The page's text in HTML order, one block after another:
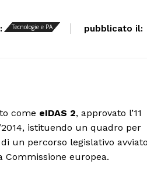
Tecnologie e PA pubblicato il:
come eIDAS 2, approvato l’11
istituendo un quadro per
un percorso legislativo
europea.